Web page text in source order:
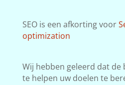
SEO is een afkorting voor
optimization
Wij hebben geleerd dat de
te helpen uw doelen te